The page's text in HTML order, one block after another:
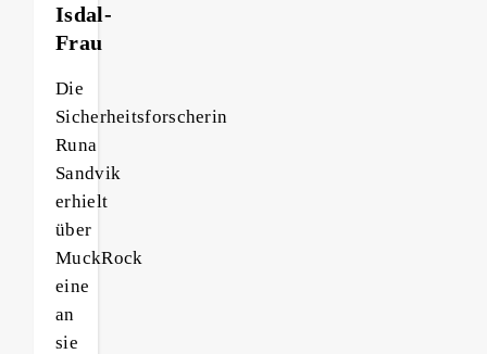
Isdal-
Frau
Die
Sicherheitsforscherin
Runa
Sandvik
erhielt
über
MuckRock
eine
an
sie